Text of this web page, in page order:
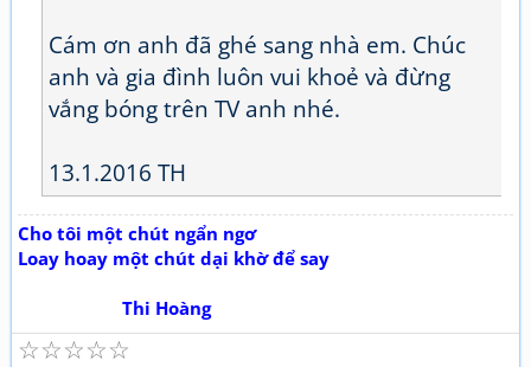
Cám ơn anh đã ghé sang nhà em. Chúc
anh và gia đình luôn vui khoẻ và đừng
vắng bóng trên TV anh nhé.
13.1.2016 TH
Cho tôi một chút ngẩn ngơ
Loay hoay một chút dại khờ để say
Thi Hoàng
☆
☆
☆
☆
☆